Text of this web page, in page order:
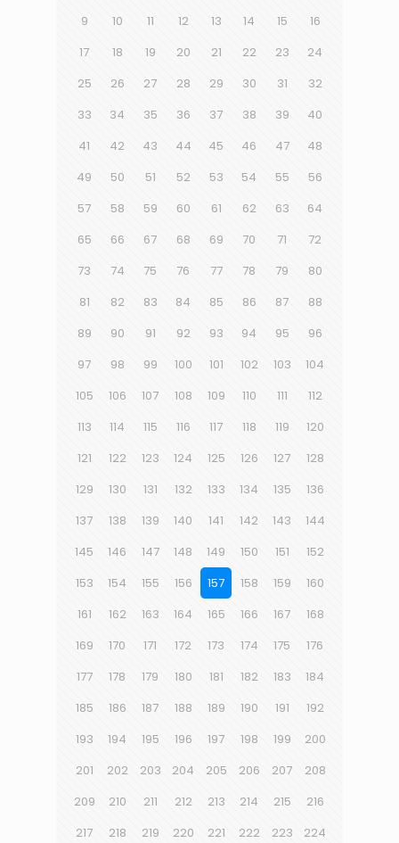
9
10 11 12 13 14 15
16
17
18 19 20 21 22 23
24
25
26 27 28 29 30 31
32
33
34 35 36 37 38 39
40
41
42 43 44 45 46 47
48
49
50 51 52 53 54 55
56
57
58 59 60 61 62 63
64
65
66 67 68 69 70 71
72
73
74 75 76 77 78 79
80
81
82 83 84 85 86 87
88
89
90 91 92 93 94 95
96
97
98 99 100 101 102 103
104
105
106 107 108 109 110 111
112
113
114 115 116 117 118 119
120
121
122 123 124 125 126 127
128
129
130 131 132 133 134 135
136
137
138 139 140 141 142 143
144
145
146 147 148 149 150 151
152
153
154 155 156 157 158 159
160
161
162 163 164 165 166 167
168
169
170 171 172 173 174 175
176
177
178 179 180 181 182 183
184
185
186 187 188 189 190 191
192
193
194 195 196 197 198 199
200
201
202 203 204 205 206 207
208
209
210 211 212 213 214 215
216
217
218 219 220 221 222 223
224